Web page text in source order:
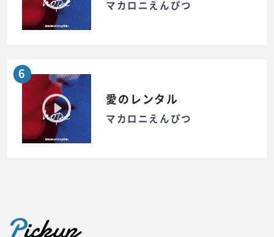
マカロニえんぴつ
6
愛のレンタル
マカロニえんぴつ
Pickup